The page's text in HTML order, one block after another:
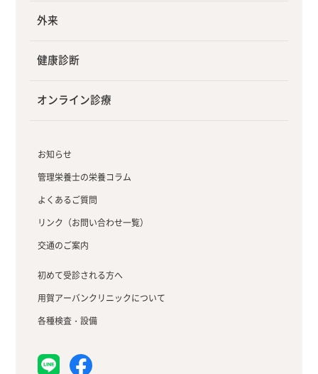
外来
健康診断
オンライン診療
お知らせ
管理栄養士の栄養コラム
よくあるご質問
リンク（お問い合わせ一覧）
交通のご案内
初めて受診される方へ
用賀アーバンクリニックについて
各種検査・設備